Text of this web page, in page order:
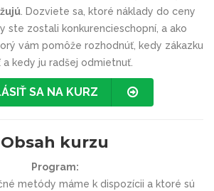
. Dozviete sa, ktoré náklady do ceny
ste zostali konkurencieschopní, a ako
vám pomôže rozhodnúť, kedy zákazku
a kedy ju radšej odmietnuť.
SA NA KURZ
Obsah kurzu
Program:
metódy máme k dispozícii a ktoré sú